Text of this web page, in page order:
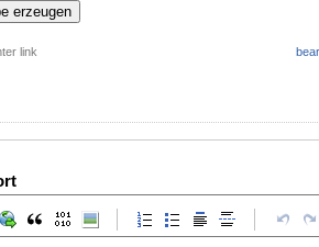
erzeugen
link